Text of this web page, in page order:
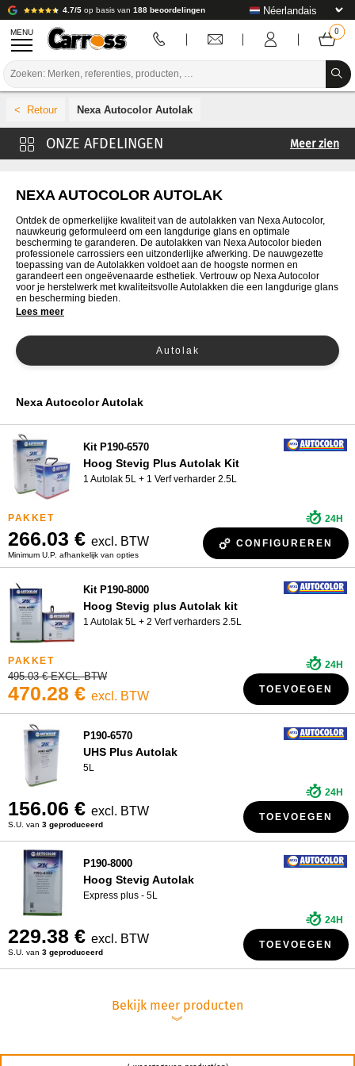
4.7/5 op basis van 188 beoordelingen
MENU
VERBRUIKSARTIKELEN VOOR CARROSSERIE
GEREEDSCHAP VOOR CARROSSERIE
UITRUSTING VOOR CARROSSERIE
MERKEN
LABORATORIUMINSTALLATIE
HANDLEIDING & ADVIES
Nexa Autocolor Autolak
4CR Autolak
De Beer Autolak
Cromax Autolak
Glasurit Autolak
Lechler Autolak
Autolak
Mobihel Autolak
R-M Autolak
Sikkens Autolak
Spies Hecker Autolak
Autolak Standox
Meer zien
NEXA AUTOCOLOR AUTOLAK
Ontdek de opmerkelijke kwaliteit van de autolakken van Nexa Autocolor,
nauwkeurig geformuleerd om een langdurige glans en optimale
bescherming te garanderen. De autolakken van Nexa Autocolor bieden
professionele carrossiers een uitzonderlijke afwerking. De nauwgezette
toepassing van de Autolakken voldoet aan de hoogste normen en
garandeert een ongeëvenaarde esthetiek. Vertrouw op Nexa Autocolor
voor je herstelwerk met kwaliteitsvolle Autolakken die een langdurige glans
en bescherming bieden.
Lees meer
Autolak
Nexa Autocolor Autolak
Kit P190-6570
Hoog Stevig Plus Autolak Kit
1 Autolak 5L + 1 Verf verharder 2.5L
266.03 € excl. BTW
Minimum U.P. afhankelijk van opties
24H
CONFIGUREREN
Kit P190-8000
Hoog Stevig plus Autolak kit
1 Autolak 5L + 2 Verf verharders 2.5L
495.03 € EXCL. BTW
470.28 € excl. BTW
24H
TOEVOEGEN
P190-6570
UHS Plus Autolak
5L
156.06 € excl. BTW
S.U. van 3 geproduceerd
24H
TOEVOEGEN
P190-8000
Hoog Stevig Autolak
Express plus - 5L
229.38 € excl. BTW
S.U. van 3 geproduceerd
24H
TOEVOEGEN
Bekijk meer producten
︾